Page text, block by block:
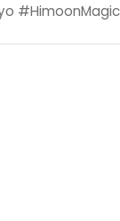
#HimoonMagic